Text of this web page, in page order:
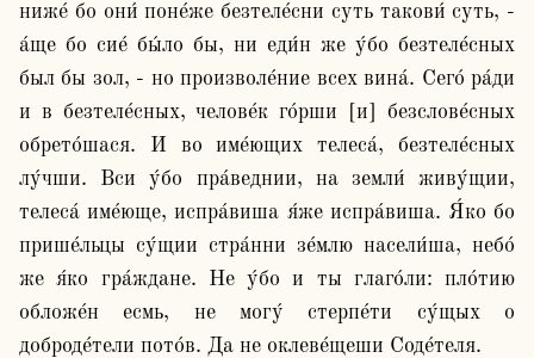
ниже́ бо они́ поне́же безтеле́сни суть такови́ суть, -
а́ще бо сие́ бы́ло бы, ни еди́н же у́бо безтеле́сных
был бы зол, - но произволе́ние всех вина́. Сего́ ра́ди
и в безтеле́сных, челове́к го́рши [и] безслове́сных
обрето́шася. И во име́ющих телеса́, безтеле́сных
лу́чши. Вси у́бо пра́веднии, на земли́ живу́щии,
телеса́ име́юще, испра́виша я́же испра́виша. Я́ко бо
прише́льцы су́щии стра́нни зе́млю насели́ша, небо́
же я́ко гра́ждане. Не у́бо и ты глаго́ли: пло́тию
обложе́н есмь, не могу́ стерпе́ти су́щых о
доброде́тели пото́в. Да не оклеве́щеши Соде́теля.